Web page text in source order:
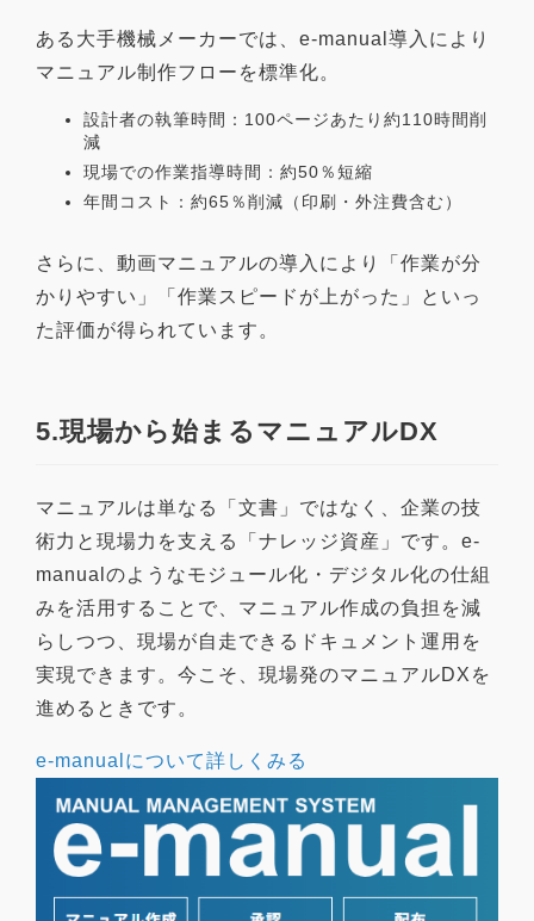
ある大手機械メーカーでは、e-manual導入により
マニュアル制作フローを標準化。
設計者の執筆時間：100ページあたり約110時間削
減
現場での作業指導時間：約50％短縮
年間コスト：約65％削減（印刷・外注費含む）
さらに、動画マニュアルの導入により「作業が分
かりやすい」「作業スピードが上がった」といっ
た評価が得られています。
5.現場から始まるマニュアルDX
マニュアルは単なる「文書」ではなく、企業の技
術力と現場力を支える「ナレッジ資産」です。e-
manualのようなモジュール化・デジタル化の仕組
みを活用することで、マニュアル作成の負担を減
らしつつ、現場が自走できるドキュメント運用を
実現できます。今こそ、現場発のマニュアルDXを
進めるときです。
e-manualについて詳しくみる